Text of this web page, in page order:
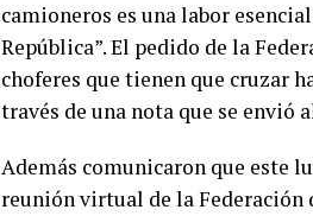
camioneros es una labor
República”. El pedido de la
choferes que tienen que cruzar
través de una nota que se envió
Además comunicaron que este
reunión virtual de la Federación